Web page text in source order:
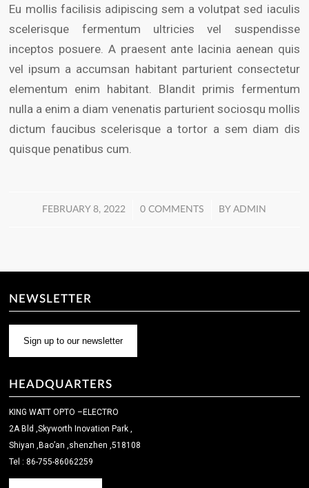
Eu mollis facilisis adipiscing sem a volutpat sed iaculis
scelerisque fermentum ultricies vel suspendisse
inceptos posuere. A praesent ante lacinia aenean quis
vel ipsum a accumsan habitant parturient consectetur
elementum enim habitant. Blandit primis fermentum
nulla a enim a diam venenatis parturient sociosqu mollis
dictum faucibus scelerisque a tortor a sem diam dis
quisque penatibus cum.
FEBRUARY 8, 2022
/ 0 COMMENTS
/ BYADMIN
NEWSLETTER
Sign up to our newsletter
HEADQUARTERS
KING WATT OPTO –ELECTRO
2A Bld ,Skyworth Inovation Park ,
Shiyan ,Bao’an ,shenzhen ,518108
Tel : 86-755-86062259